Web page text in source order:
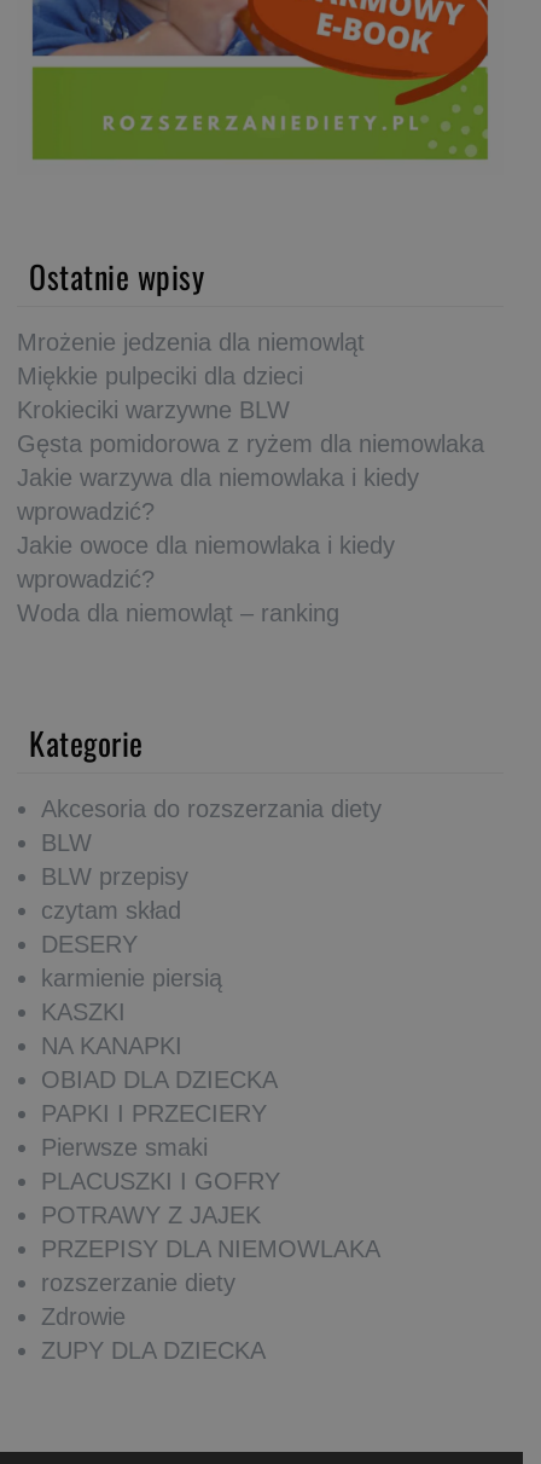
Ostatnie wpisy
Mrożenie jedzenia dla niemowląt
Miękkie pulpeciki dla dzieci
Krokieciki warzywne BLW
Gęsta pomidorowa z ryżem dla niemowlaka
Jakie warzywa dla niemowlaka i kiedy
wprowadzić?
Jakie owoce dla niemowlaka i kiedy
wprowadzić?
Woda dla niemowląt – ranking
Kategorie
Akcesoria do rozszerzania diety
BLW
BLW przepisy
czytam skład
DESERY
karmienie piersią
KASZKI
NA KANAPKI
OBIAD DLA DZIECKA
PAPKI I PRZECIERY
Pierwsze smaki
PLACUSZKI I GOFRY
POTRAWY Z JAJEK
PRZEPISY DLA NIEMOWLAKA
rozszerzanie diety
Zdrowie
ZUPY DLA DZIECKA